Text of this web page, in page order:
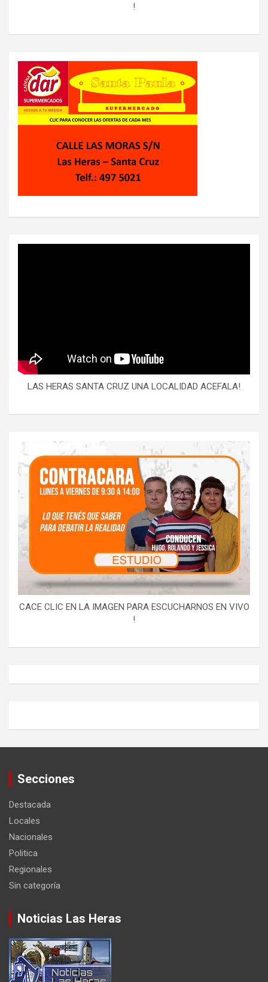
!
LAS HERAS SANTA CRUZ UNA LOCALIDAD ACEFALA!
CACE CLIC EN LA IMAGEN PARA ESCUCHARNOS EN VIVO
!
Secciones
Destacada
Locales
Nacionales
Politica
Regionales
Sin categoría
Noticias Las Heras